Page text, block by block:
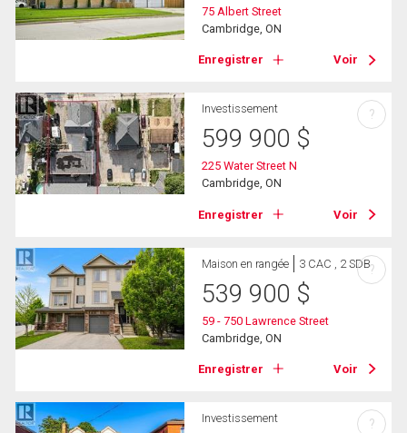
75 Albert Street
Cambridge, ON
Enregistrer Voir
Investissement
599 900 $
225 Water Street N
Cambridge, ON
Enregistrer Voir
?
Maison en rangée 3 CAC , 2 SDB
539 900 $
59 - 750 Lawrence Street
Cambridge, ON
Enregistrer Voir
?
Investissement ?